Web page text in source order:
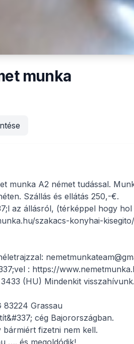
munka
munka A2 német tudással.
Szállás és ellátás 250,-€.
az állásról, (térképpel hogy
szakacs-konyhai-
: https://
(HU) Mindenkit visszahívunk.
83224 Grassau
cég Bajorországban.
fizetni nem kell.